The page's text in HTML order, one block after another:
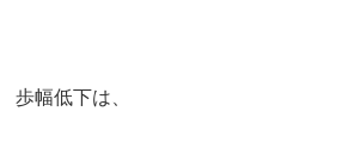
歩幅低下は、